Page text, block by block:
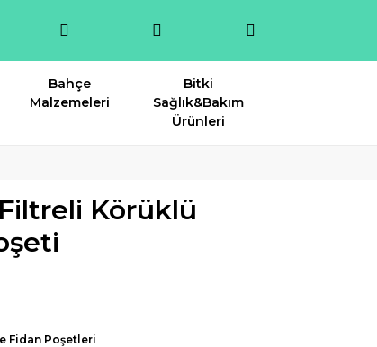
Bahçe
Malzemeleri
Bitki
Sağlık&Bakım
Ürünleri
Körüklü
Fidan Poşetleri